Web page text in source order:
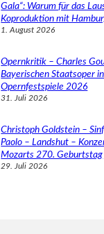
Gala“: Warum für das
Koproduktion mit
1. August 2026
Opernkritik – Charles
Bayerischen Staatsoper
Opernfestspiele 2026
31. Juli 2026
Christoph Goldstein –
Paolo – Landshut –
Mozarts 270. Geburtstag
29. Juli 2026